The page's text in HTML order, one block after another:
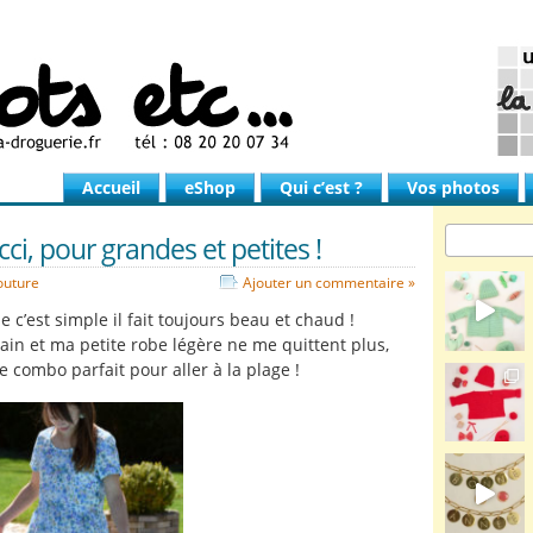
Accueil eShop Qui c’est ? Vos photos
pour grandes et petites !
Ajouter un commentaire »
c’est simple il fait toujours beau et chaud !
et ma petite robe légère ne me quittent plus,
combo parfait pour aller à la plage !